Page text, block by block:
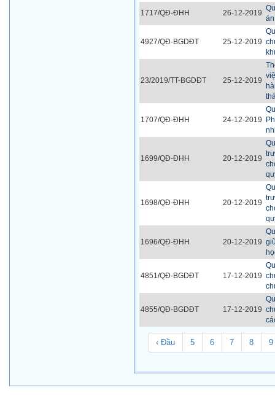
1717/QĐ-ĐHH 26-12-2019
4927/QĐ-BGDĐT 25-12-2019
23/2019/TT-BGDĐT 25-12-2019
1707/QĐ-ĐHH 24-12-2019
1699/QĐ-ĐHH 20-12-2019
1698/QĐ-ĐHH 20-12-2019
1696/QĐ-ĐHH 20-12-2019
4851/QĐ-BGDĐT 17-12-2019
4855/QĐ-BGDĐT 17-12-2019
‹ Đầu 5 6 7 8 9